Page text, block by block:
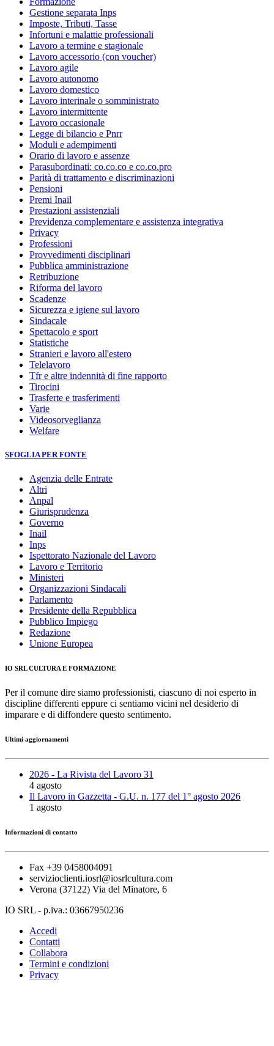
Gestione separata Inps
Imposte, Tributi, Tasse
Infortuni e malattie professionali
Lavoro a termine e stagionale
Lavoro accessorio (con voucher)
Lavoro agile
Lavoro autonomo
Lavoro domestico
Lavoro interinale o somministrato
Lavoro intermittente
Lavoro occasionale
Legge di bilancio e Pnrr
Moduli e adempimenti
Orario di lavoro e assenze
Parasubordinati: co.co.co e co.co.pro
Parità di trattamento e discriminazioni
Pensioni
Premi Inail
Prestazioni assistenziali
Previdenza complementare e assistenza integrativa
Privacy
Professioni
Provvedimenti disciplinari
Pubblica amministrazione
Retribuzione
Riforma del lavoro
Scadenze
Sicurezza e igiene sul lavoro
Sindacale
Spettacolo e sport
Statistiche
Stranieri e lavoro all'estero
Telelavoro
Tfr e altre indennità di fine rapporto
Tirocini
Trasferte e trasferimenti
Varie
Videosorveglianza
Welfare
SFOGLIA PER FONTE
Agenzia delle Entrate
Altri
Anpal
Giurisprudenza
Governo
Inail
Inps
Ispettorato Nazionale del Lavoro
Lavoro e Territorio
Ministeri
Organizzazioni Sindacali
Parlamento
Presidente della Repubblica
Pubblico Impiego
Redazione
Unione Europea
IO SRL CULTURA E FORMAZIONE
Per il comune dire siamo professionisti, ciascuno di noi esperto in
discipline differenti eppure ci sentiamo vicini nel desiderio di
imparare e di diffondere questo sentimento.
Ultimi aggiornamenti
2026 - La Rivista del Lavoro 31
4 agosto
Il Lavoro in Gazzetta - G.U. n. 177 del 1° agosto 2026
1 agosto
Informazioni di contatto
Fax +39 0458004091
servizioclienti.iosrl@iosrlcultura.com
Verona (37122) Via del Minatore, 6
IO SRL - p.iva.: 03667950236
Accedi
Contatti
Collabora
Termini e condizioni
Privacy